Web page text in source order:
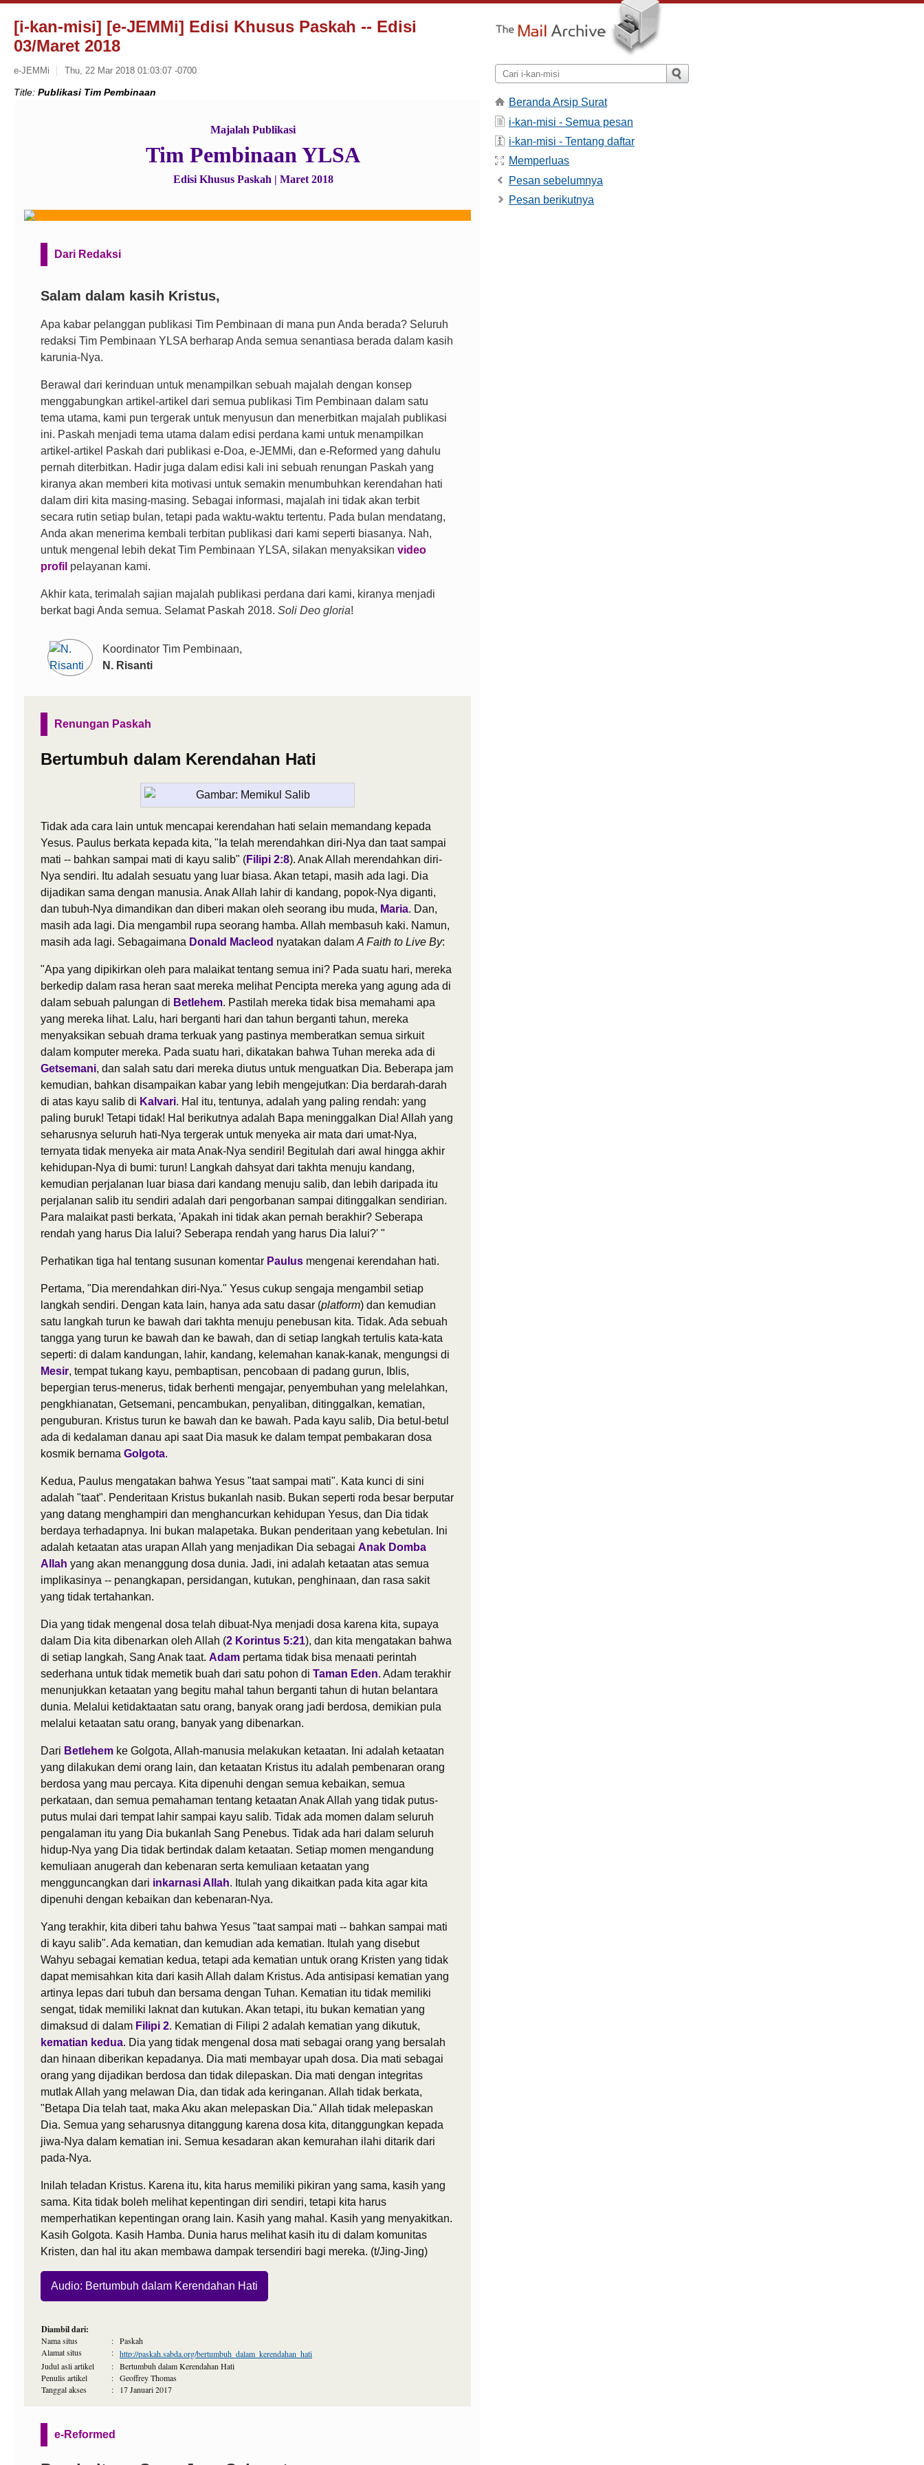
[i-kan-misi] [e-JEMMi] Edisi Khusus Paskah -- Edisi
03/Maret 2018
e-JEMMi Thu, 22 Mar 2018 01:03:07 -0700
Title: Publikasi Tim Pembinaan
Majalah Publikasi
Tim Pembinaan YLSA
Edisi Khusus Paskah | Maret 2018
Dari Redaksi
Salam dalam kasih Kristus,
Apa kabar pelanggan publikasi Tim Pembinaan di mana pun Anda berada? Seluruh
redaksi Tim Pembinaan YLSA berharap Anda semua senantiasa berada dalam kasih
karunia-Nya.
Berawal dari kerinduan untuk menampilkan sebuah majalah dengan konsep
menggabungkan artikel-artikel dari semua publikasi Tim Pembinaan dalam satu
tema utama, kami pun tergerak untuk menyusun dan menerbitkan majalah publikasi
ini. Paskah menjadi tema utama dalam edisi perdana kami untuk menampilkan
artikel-artikel Paskah dari publikasi e-Doa, e-JEMMi, dan e-Reformed yang dahulu
pernah diterbitkan. Hadir juga dalam edisi kali ini sebuah renungan Paskah yang
kiranya akan memberi kita motivasi untuk semakin menumbuhkan kerendahan hati
dalam diri kita masing-masing. Sebagai informasi, majalah ini tidak akan terbit
secara rutin setiap bulan, tetapi pada waktu-waktu tertentu. Pada bulan mendatang,
Anda akan menerima kembali terbitan publikasi dari kami seperti biasanya. Nah,
untuk mengenal lebih dekat Tim Pembinaan YLSA, silakan menyaksikan video
profil pelayanan kami.
Akhir kata, terimalah sajian majalah publikasi perdana dari kami, kiranya menjadi
berkat bagi Anda semua. Selamat Paskah 2018. Soli Deo gloria!
Koordinator Tim Pembinaan,
N. Risanti
Renungan Paskah
Bertumbuh dalam Kerendahan Hati
Tidak ada cara lain untuk mencapai kerendahan hati selain memandang kepada
Yesus. Paulus berkata kepada kita, "Ia telah merendahkan diri-Nya dan taat sampai
mati -- bahkan sampai mati di kayu salib" (Filipi 2:8). Anak Allah merendahkan diri-
Nya sendiri. Itu adalah sesuatu yang luar biasa. Akan tetapi, masih ada lagi. Dia
dijadikan sama dengan manusia. Anak Allah lahir di kandang, popok-Nya diganti,
dan tubuh-Nya dimandikan dan diberi makan oleh seorang ibu muda, Maria. Dan,
masih ada lagi. Dia mengambil rupa seorang hamba. Allah membasuh kaki. Namun,
masih ada lagi. Sebagaimana Donald Macleod nyatakan dalam A Faith to Live By:
"Apa yang dipikirkan oleh para malaikat tentang semua ini? Pada suatu hari, mereka
berkedip dalam rasa heran saat mereka melihat Pencipta mereka yang agung ada di
dalam sebuah palungan di Betlehem. Pastilah mereka tidak bisa memahami apa
yang mereka lihat. Lalu, hari berganti hari dan tahun berganti tahun, mereka
menyaksikan sebuah drama terkuak yang pastinya memberatkan semua sirkuit
dalam komputer mereka. Pada suatu hari, dikatakan bahwa Tuhan mereka ada di
Getsemani, dan salah satu dari mereka diutus untuk menguatkan Dia. Beberapa jam
kemudian, bahkan disampaikan kabar yang lebih mengejutkan: Dia berdarah-darah
di atas kayu salib di Kalvari. Hal itu, tentunya, adalah yang paling rendah: yang
paling buruk! Tetapi tidak! Hal berikutnya adalah Bapa meninggalkan Dia! Allah yang
seharusnya seluruh hati-Nya tergerak untuk menyeka air mata dari umat-Nya,
ternyata tidak menyeka air mata Anak-Nya sendiri! Begitulah dari awal hingga akhir
kehidupan-Nya di bumi: turun! Langkah dahsyat dari takhta menuju kandang,
kemudian perjalanan luar biasa dari kandang menuju salib, dan lebih daripada itu
perjalanan salib itu sendiri adalah dari pengorbanan sampai ditinggalkan sendirian.
Para malaikat pasti berkata, 'Apakah ini tidak akan pernah berakhir? Seberapa
rendah yang harus Dia lalui? Seberapa rendah yang harus Dia lalui?' "
Perhatikan tiga hal tentang susunan komentar Paulus mengenai kerendahan hati.
Pertama, "Dia merendahkan diri-Nya." Yesus cukup sengaja mengambil setiap
langkah sendiri. Dengan kata lain, hanya ada satu dasar (platform) dan kemudian
satu langkah turun ke bawah dari takhta menuju penebusan kita. Tidak. Ada sebuah
tangga yang turun ke bawah dan ke bawah, dan di setiap langkah tertulis kata-kata
seperti: di dalam kandungan, lahir, kandang, kelemahan kanak-kanak, mengungsi di
Mesir, tempat tukang kayu, pembaptisan, pencobaan di padang gurun, Iblis,
bepergian terus-menerus, tidak berhenti mengajar, penyembuhan yang melelahkan,
pengkhianatan, Getsemani, pencambukan, penyaliban, ditinggalkan, kematian,
penguburan. Kristus turun ke bawah dan ke bawah. Pada kayu salib, Dia betul-betul
ada di kedalaman danau api saat Dia masuk ke dalam tempat pembakaran dosa
kosmik bernama Golgota.
Kedua, Paulus mengatakan bahwa Yesus "taat sampai mati". Kata kunci di sini
adalah "taat". Penderitaan Kristus bukanlah nasib. Bukan seperti roda besar berputar
yang datang menghampiri dan menghancurkan kehidupan Yesus, dan Dia tidak
berdaya terhadapnya. Ini bukan malapetaka. Bukan penderitaan yang kebetulan. Ini
adalah ketaatan atas urapan Allah yang menjadikan Dia sebagai Anak Domba
Allah yang akan menanggung dosa dunia. Jadi, ini adalah ketaatan atas semua
implikasinya -- penangkapan, persidangan, kutukan, penghinaan, dan rasa sakit
yang tidak tertahankan.
Dia yang tidak mengenal dosa telah dibuat-Nya menjadi dosa karena kita, supaya
dalam Dia kita dibenarkan oleh Allah (2 Korintus 5:21), dan kita mengatakan bahwa
di setiap langkah, Sang Anak taat. Adam pertama tidak bisa menaati perintah
sederhana untuk tidak memetik buah dari satu pohon di Taman Eden. Adam terakhir
menunjukkan ketaatan yang begitu mahal tahun berganti tahun di hutan belantara
dunia. Melalui ketidaktaatan satu orang, banyak orang jadi berdosa, demikian pula
melalui ketaatan satu orang, banyak yang dibenarkan.
Dari Betlehem ke Golgota, Allah-manusia melakukan ketaatan. Ini adalah ketaatan
yang dilakukan demi orang lain, dan ketaatan Kristus itu adalah pembenaran orang
berdosa yang mau percaya. Kita dipenuhi dengan semua kebaikan, semua
perkataan, dan semua pemahaman tentang ketaatan Anak Allah yang tidak putus-
putus mulai dari tempat lahir sampai kayu salib. Tidak ada momen dalam seluruh
pengalaman itu yang Dia bukanlah Sang Penebus. Tidak ada hari dalam seluruh
hidup-Nya yang Dia tidak bertindak dalam ketaatan. Setiap momen mengandung
kemuliaan anugerah dan kebenaran serta kemuliaan ketaatan yang
mengguncangkan dari inkarnasi Allah. Itulah yang dikaitkan pada kita agar kita
dipenuhi dengan kebaikan dan kebenaran-Nya.
Yang terakhir, kita diberi tahu bahwa Yesus "taat sampai mati -- bahkan sampai mati
di kayu salib". Ada kematian, dan kemudian ada kematian. Itulah yang disebut
Wahyu sebagai kematian kedua, tetapi ada kematian untuk orang Kristen yang tidak
dapat memisahkan kita dari kasih Allah dalam Kristus. Ada antisipasi kematian yang
artinya lepas dari tubuh dan bersama dengan Tuhan. Kematian itu tidak memiliki
sengat, tidak memiliki laknat dan kutukan. Akan tetapi, itu bukan kematian yang
dimaksud di dalam Filipi 2. Kematian di Filipi 2 adalah kematian yang dikutuk,
kematian kedua. Dia yang tidak mengenal dosa mati sebagai orang yang bersalah
dan hinaan diberikan kepadanya. Dia mati membayar upah dosa. Dia mati sebagai
orang yang dijadikan berdosa dan tidak dilepaskan. Dia mati dengan integritas
mutlak Allah yang melawan Dia, dan tidak ada keringanan. Allah tidak berkata,
"Betapa Dia telah taat, maka Aku akan melepaskan Dia." Allah tidak melepaskan
Dia. Semua yang seharusnya ditanggung karena dosa kita, ditanggungkan kepada
jiwa-Nya dalam kematian ini. Semua kesadaran akan kemurahan ilahi ditarik dari
pada-Nya.
Inilah teladan Kristus. Karena itu, kita harus memiliki pikiran yang sama, kasih yang
sama. Kita tidak boleh melihat kepentingan diri sendiri, tetapi kita harus
memperhatikan kepentingan orang lain. Kasih yang mahal. Kasih yang menyakitkan.
Kasih Golgota. Kasih Hamba. Dunia harus melihat kasih itu di dalam komunitas
Kristen, dan hal itu akan membawa dampak tersendiri bagi mereka. (t/Jing-Jing)
Audio: Bertumbuh dalam Kerendahan Hati
Diambil dari:
Nama situs : Paskah
Alamat situs
: http://paskah.sabda.org/bertumbuh_dalam_kerendahan_hati
Judul asli artikel
: Bertumbuh dalam Kerendahan Hati
Penulis artikel
: Geoffrey Thomas
Tanggal akses
: 17 Januari 2017
e-Reformed
Beranda Arsip Surat
i-kan-misi - Semua pesan
i-kan-misi - Tentang daftar
Memperluas
Pesan sebelumnya
Pesan berikutnya